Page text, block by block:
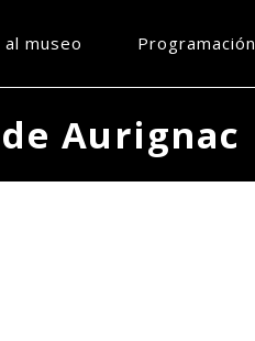
al museo Programación
Aurignac